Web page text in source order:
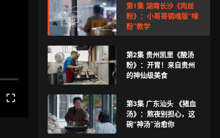
第1集 湖南长沙《肉丝
粉》：小哥哥销魂版“嗦
粉”教学
第2集 贵州凯里《酸汤
粉》：开胃！来自贵州
的神仙级美食
第3集 广东汕头 《猪血
汤》：熬夜别担心，这
碗“神汤”治愈你